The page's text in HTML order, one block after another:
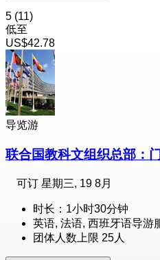
5 (11)
低至
US$42.78
导览游
联合国教科文组织总部：
可订 星期三, 19 8月
时长：1小时30分钟
英语, 法语, 西班牙语导游
团体人数上限 25人